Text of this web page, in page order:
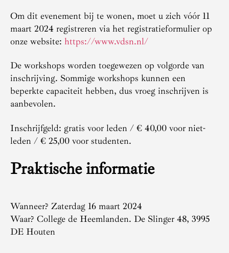
Om dit evenement bij te wonen, moet u zich vóór 11
maart 2024 registreren via het registratieformulier op
onze website: https://www.vdsn.nl/
De workshops worden toegewezen op volgorde van
inschrijving. Sommige workshops kunnen een
beperkte capaciteit hebben, dus vroeg inschrijven is
aanbevolen.
Inschrijfgeld: gratis voor leden / € 40,00 voor niet-
leden / € 25,00 voor studenten.
Praktische informatie
Wanneer? Zaterdag 16 maart 2024
Waar? College de Heemlanden. De Slinger 48, 3995
DE Houten